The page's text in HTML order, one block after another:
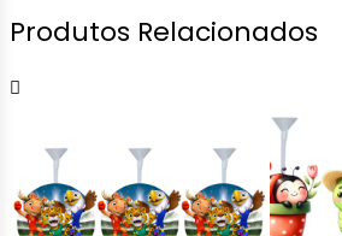
Produtos Relacionados